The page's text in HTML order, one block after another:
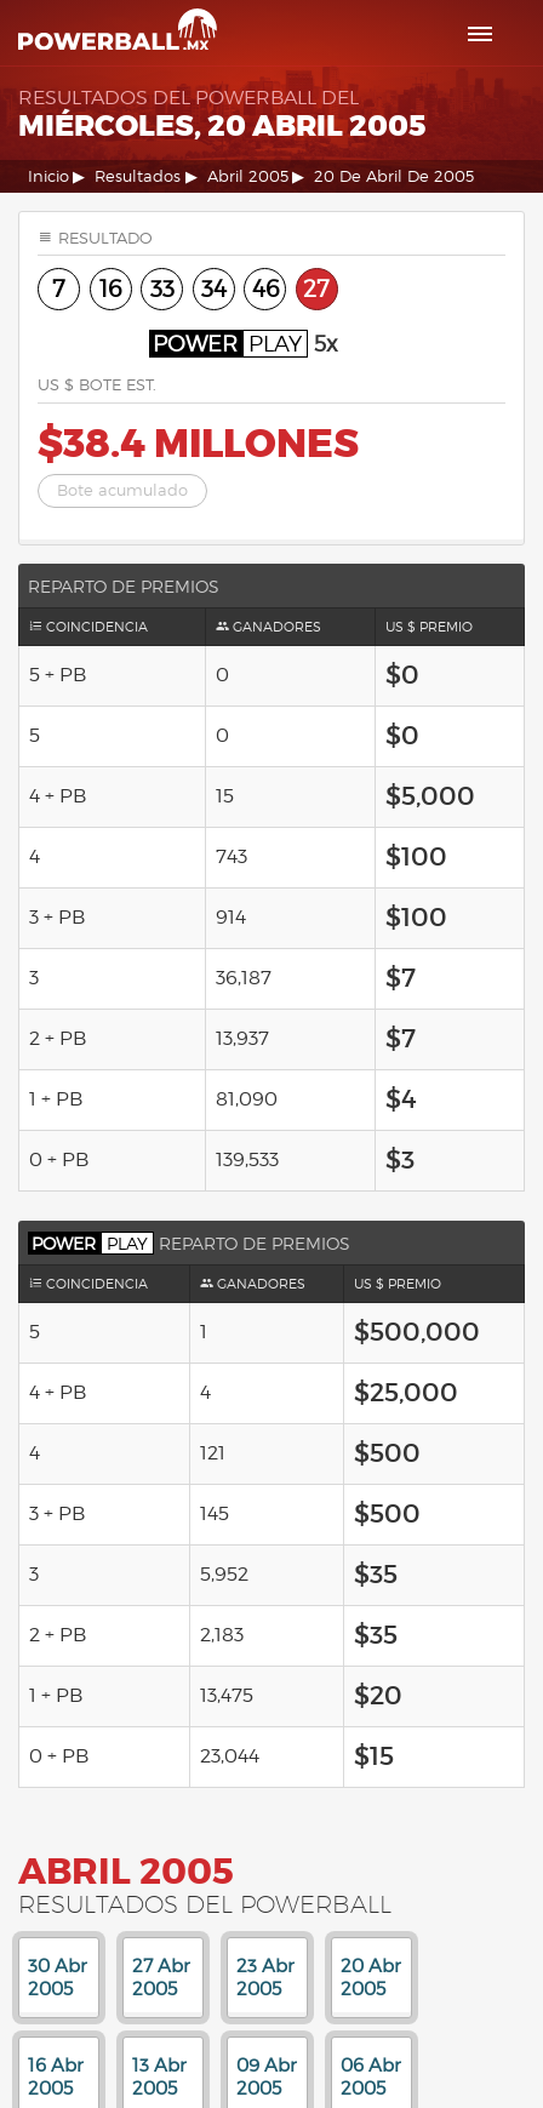
RESULTADOS DEL POWERBALL DEL
MIÉRCOLES, 20 ABRIL 2005
Inicio Resultados Abril 2005 20 De Abril De 2005
RESULTADO
7 16 33 34 46 27
POWER PLAY 5x
US $ BOTE EST.
$38.4 MILLONES
Bote acumulado
REPARTO DE PREMIOS
COINCIDENCIA GANADORES US $ PREMIO
5 + PB 0 $0
5 0 $0
4 + PB 15 $5,000
4 743 $100
3 + PB 914 $100
3 36,187 $7
2 + PB 13,937 $7
1 + PB 81,090 $4
0 + PB 139,533 $3
POWER PLAY REPARTO DE PREMIOS
COINCIDENCIA GANADORES US $ PREMIO
5 1 $500,000
4 + PB 4 $25,000
4 121 $500
3 + PB 145 $500
3 5,952 $35
2 + PB 2,183 $35
1 + PB 13,475 $20
0 + PB 23,044 $15
ABRIL 2005
RESULTADOS DEL POWERBALL
30 Abr
2005
27 Abr
2005
23 Abr
2005
20 Abr
2005
16 Abr
2005
13 Abr
2005
09 Abr
2005
06 Abr
2005